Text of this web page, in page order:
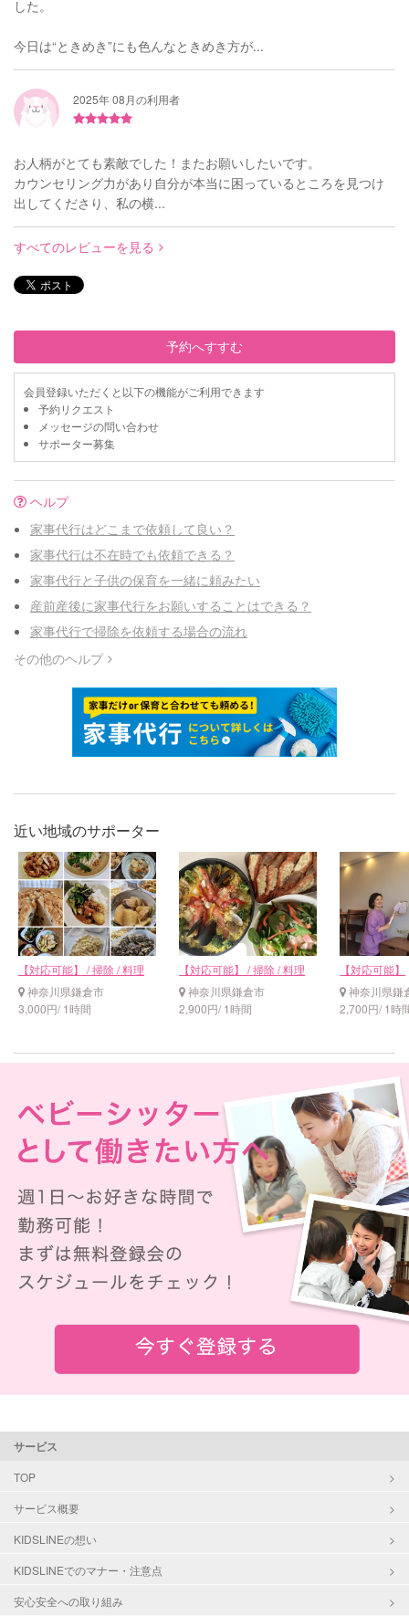
した。
今日は“ときめき”にも色んなときめき方が...
2025年 08月の利用者
お人柄がとても素敵でした！またお願いしたいです。
カウンセリング力があり自分が本当に困っているところを見つけ
出してくださり、私の横...
すべてのレビューを見る
予約へすすむ
会員登録いただくと以下の機能がご利用できます
予約リクエスト
メッセージの問い合わせ
サポーター募集
ヘルプ
家事代行はどこまで依頼して良い？
家事代行は不在時でも依頼できる？
家事代行と子供の保育を一緒に頼みたい
産前産後に家事代行をお願いすることはできる？
家事代行で掃除を依頼する場合の流れ
その他のヘルプ
近い地域のサポーター
【対応可能】 / 掃除 / 料理
神奈川県鎌倉市
3,000円/ 1時間
【対応可能】 / 掃除 / 料理
神奈川県鎌倉市
2,900円/ 1時間
【対応可能】
神奈川県鎌
2,700円/ 1時
サービス
TOP
サービス概要
KIDSLINEの想い
KIDSLINEでのマナー・注意点
安心安全への取り組み